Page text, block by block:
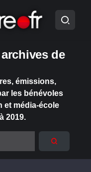
de
émissions,
les bénévoles
et média-école
2019.